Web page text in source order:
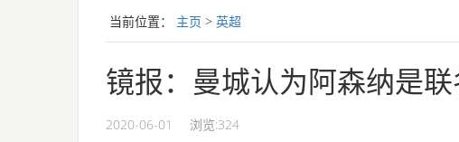
当前位置： 主页 > 英超
镜报：曼城认为阿森纳是
2020-06-01 浏览:324